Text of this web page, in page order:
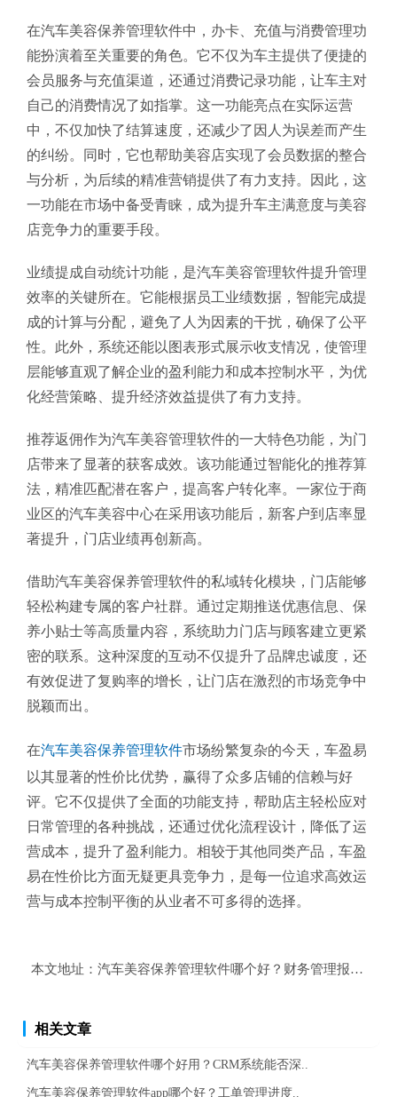
在汽车美容保养管理软件中，办卡、充值与消费管理功
能扮演着至关重要的角色。它不仅为车主提供了便捷的
会员服务与充值渠道，还通过消费记录功能，让车主对
自己的消费情况了如指掌。这一功能亮点在实际运营
中，不仅加快了结算速度，还减少了因人为误差而产生
的纠纷。同时，它也帮助美容店实现了会员数据的整合
与分析，为后续的精准营销提供了有力支持。因此，这
一功能在市场中备受青睐，成为提升车主满意度与美容
店竞争力的重要手段。
业绩提成自动统计功能，是汽车美容管理软件提升管理
效率的关键所在。它能根据员工业绩数据，智能完成提
成的计算与分配，避免了人为因素的干扰，确保了公平
性。此外，系统还能以图表形式展示收支情况，使管理
层能够直观了解企业的盈利能力和成本控制水平，为优
化经营策略、提升经济效益提供了有力支持。
推荐返佣作为汽车美容管理软件的一大特色功能，为门
店带来了显著的获客成效。该功能通过智能化的推荐算
法，精准匹配潜在客户，提高客户转化率。一家位于商
业区的汽车美容中心在采用该功能后，新客户到店率显
著提升，门店业绩再创新高。
借助汽车美容保养管理软件的私域转化模块，门店能够
轻松构建专属的客户社群。通过定期推送优惠信息、保
养小贴士等高质量内容，系统助力门店与顾客建立更紧
密的联系。这种深度的互动不仅提升了品牌忠诚度，还
有效促进了复购率的增长，让门店在激烈的市场竞争中
脱颖而出。
在汽车美容保养管理软件市场纷繁复杂的今天，车盈易
以其显著的性价比优势，赢得了众多店铺的信赖与好
评。它不仅提供了全面的功能支持，帮助店主轻松应对
日常管理的各种挑战，还通过优化流程设计，降低了运
营成本，提升了盈利能力。相较于其他同类产品，车盈
易在性价比方面无疑更具竞争力，是每一位追求高效运
营与成本控制平衡的从业者不可多得的选择。
本文地址： 汽车美容保养管理软件哪个好？财务管理报表导出
相关文章
汽车美容保养管理软件哪个好用？CRM系统能否深..
汽车美容保养管理软件app哪个好？工单管理进度..